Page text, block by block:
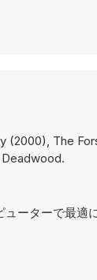
(2000), The
ーターで最適